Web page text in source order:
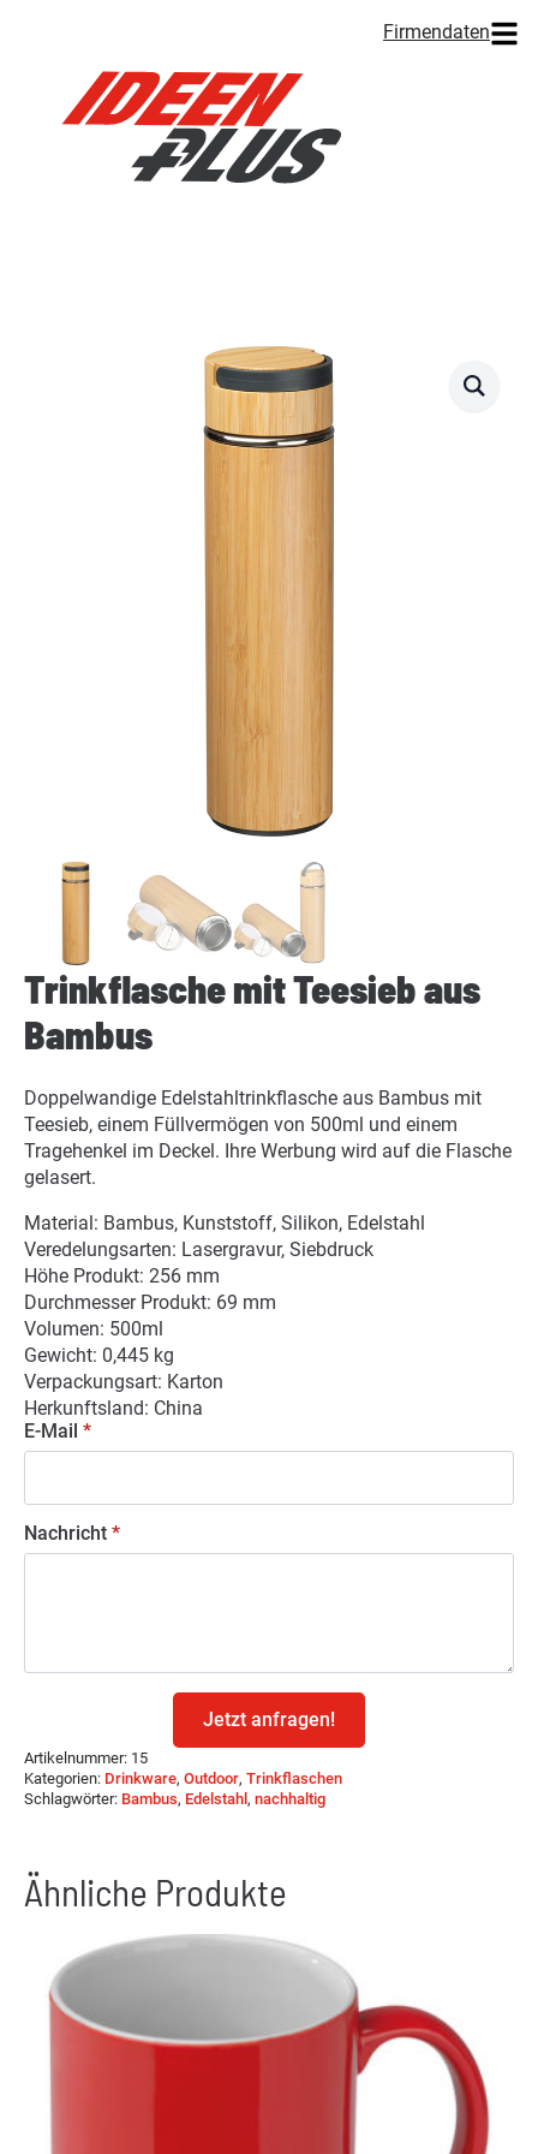
Firmendaten
Trinkflasche mit Teesieb aus
Bambus
Doppelwandige Edelstahltrinkflasche aus Bambus mit
Teesieb, einem Füllvermögen von 500ml und einem
Tragehenkel im Deckel. Ihre Werbung wird auf die Flasche
gelasert.
Material: Bambus, Kunststoff, Silikon, Edelstahl
Veredelungsarten: Lasergravur, Siebdruck
Höhe Produkt: 256 mm
Durchmesser Produkt: 69 mm
Volumen: 500ml
Gewicht: 0,445 kg
Verpackungsart: Karton
Herkunftsland: China
E-Mail *
Nachricht *
Jetzt anfragen!
Artikelnummer: 15
Kategorien: Drinkware, Outdoor, Trinkflaschen
Schlagwörter: Bambus, Edelstahl , nachhaltig
Ähnliche Produkte